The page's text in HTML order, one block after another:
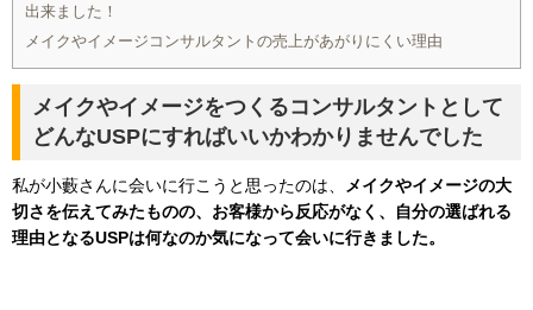
出来ました！
メイクやイメージコンサルタントの売上があがりにくい理由
メイクやイメージをつくるコンサルタントとして
どんなUSPにすればいいかわかりませんでした
私が小藪さんに会いに行こうと思ったのは、
メイクやイメージの大
切さを伝えてみたものの、お客様から反応がなく、自分の選ばれる
理由となるUSPは何なのか気になって会いに行きました。